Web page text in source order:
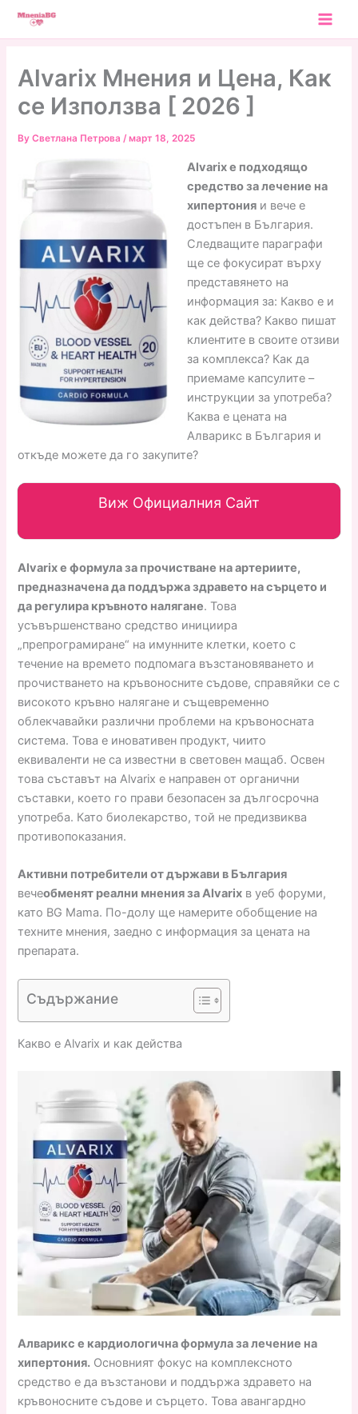
Skip
Alvarix Мнения и Цена, Как
се Използва [ 2026 ]
ByСветлана Петрова/март 18, 2025
Alvarix е подходящо
средство за лечение на
хипертония и вече е
достъпен в България.
Следващите параграфи
ще се фокусират върху
представянето на
информация за: Какво е и
как действа? Какво пишат
клиентите в своите отзиви
за комплекса? Как да
приемаме капсулите –
инструкции за употреба?
Каква е цената на
Алварикс в България и
откъде можете да го закупите?
Виж Официалния Сайт
Alvarix е формула за прочистване на артериите,
предназначена да поддържа здравето на сърцето и
да регулира кръвното налягане. Това
усъвършенствано средство инициира
„препрограмиране“ на имунните клетки, което с
течение на времето подпомага възстановяването и
прочистването на кръвоносните съдове, справяйки се с
високото кръвно налягане и същевременно
облекчавайки различни проблеми на кръвоносната
система. Това е иновативен продукт, чиито
еквиваленти не са известни в световен мащаб. Освен
това съставът на Alvarix е направен от органични
съставки, което го прави безопасен за дългосрочна
употреба. Като биолекарство, той не предизвиква
противопоказания.
Активни потребители от държави в България
вечеобменят реални мнения за Alvarix в уеб форуми,
като BG Mama. По-долу ще намерите обобщение на
техните мнения, заедно с информация за цената на
препарата.
Съдържание
Какво е Alvarix и как действа
Алварикс е кардиологична формула за лечение на
хипертония. Основният фокус на комплексното
средство е да възстанови и поддържа здравето на
кръвоносните съдове и сърцето. Това авангардно